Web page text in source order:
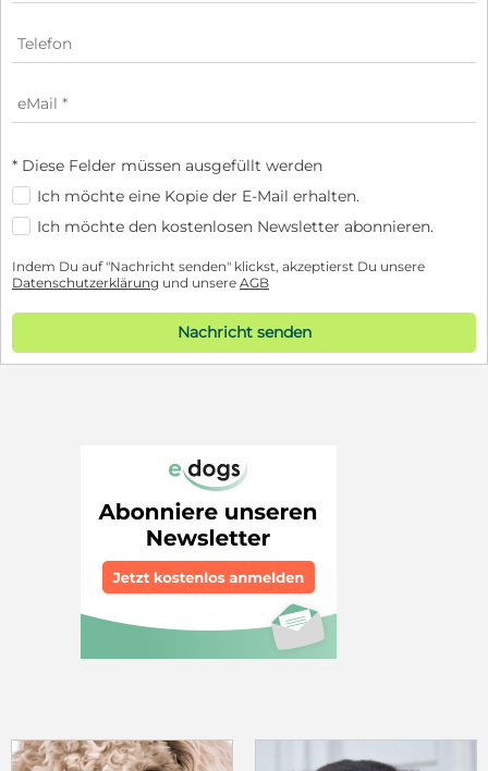
* Diese Felder müssen ausgefüllt werden
Ich möchte eine Kopie der E-Mail erhalten.
Ich möchte den kostenlosen Newsletter abonnieren.
Indem Du auf "Nachricht senden" klickst, akzeptierst Du unsere
Datenschutzerklärung und unsere AGB
Nachricht senden